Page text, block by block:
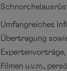
Umfangreiches
Übertragung
Expertenvorträge,
Filmen u.v.m.,